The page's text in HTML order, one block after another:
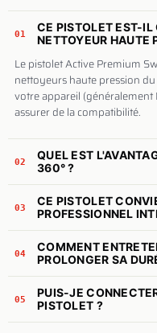
01
CE PISTOLET EST-
NETTOYEUR HAUTE
Le pistolet Active Premium
nettoyeurs haute pression
votre appareil
assurer de la compatibilité.
02
QUEL EST
360° ?
03
CE PISTOLET
PROFESSIONNEL
04
COMMENT
PROLONGER SA
05
PUIS-JE
PISTOLET ?